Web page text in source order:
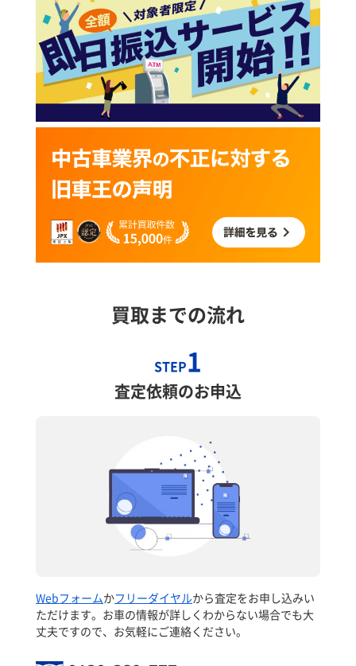
買取までの流れ
STEP1
査定依頼のお申込
Webフォームかフリーダイヤルから査定をお申し込みい
ただけます。お車の情報が詳しくわからない場合でも大
丈夫ですので、お気軽にご連絡ください。